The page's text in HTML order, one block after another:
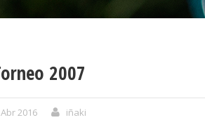
2007
2016 iñaki